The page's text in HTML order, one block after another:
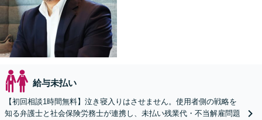
給与未払い
【初回相談1時間無料】泣き寝入りはさせません。使用者側の戦略を
知る弁護士と社会保険労務士が連携し、未払い残業代・不当解雇問題